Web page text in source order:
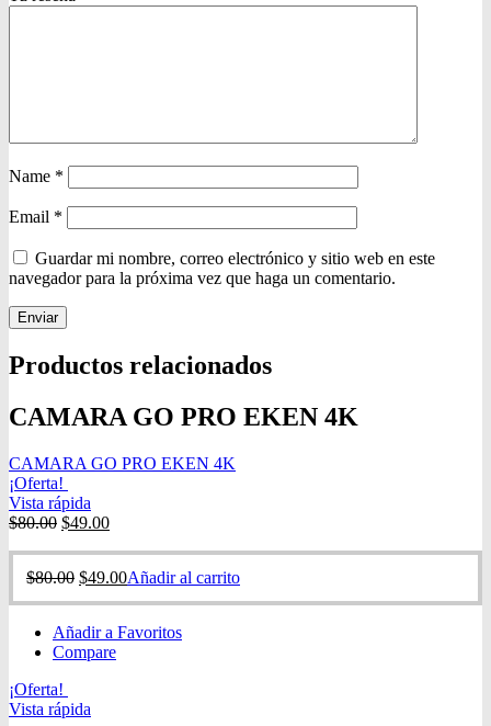
Name *
Email *
Guardar mi nombre, correo electrónico y sitio web en este
navegador para la próxima vez que haga un comentario.
Productos relacionados
CAMARA GO PRO EKEN 4K
CAMARA GO PRO EKEN 4K
¡Oferta!
Vista rápida
$80.00 $49.00
$80.00 $49.00Añadir al carrito
Añadir a Favoritos
Compare
¡Oferta!
Vista rápida